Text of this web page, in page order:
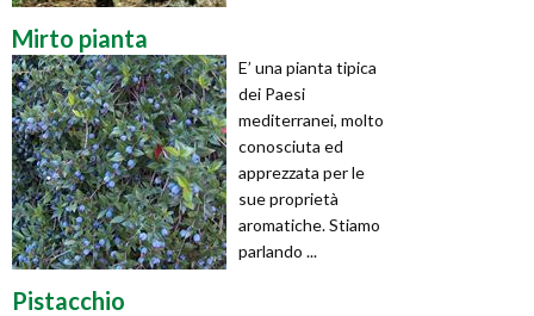
Mirto pianta
E’ una pianta tipica
dei Paesi
mediterranei, molto
conosciuta ed
apprezzata per le
sue proprietà
aromatiche. Stiamo
parlando ...
Pistacchio